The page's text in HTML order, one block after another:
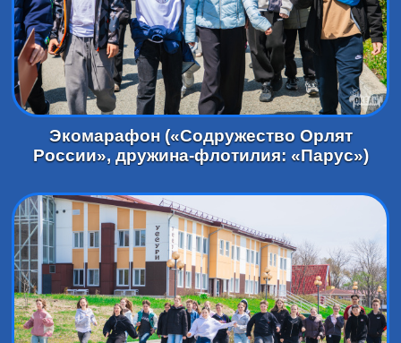
Экомарафон («Содружество Орлят
России», дружина-флотилия: «Парус»)